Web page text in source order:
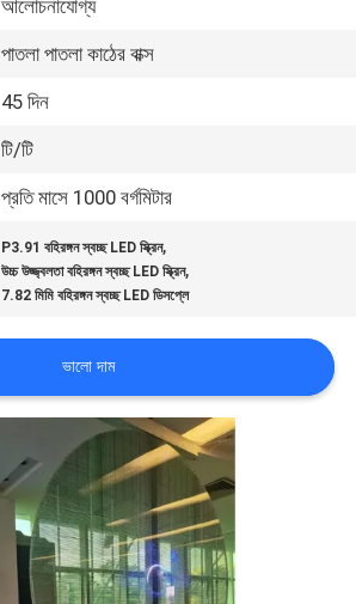
আলোচনাযোগ্য
পাতলা পাতলা কাঠের বাক্স
45 দিন
টি/টি
প্রতি মাসে 1000 বর্গমিটার
P3.91 বহিরঙ্গন স্বচ্ছ LED স্ক্রিন,
উচ্চ উজ্জ্বলতা বহিরঙ্গন স্বচ্ছ LED স্ক্রিন,
7.82 মিমি বহিরঙ্গন স্বচ্ছ LED ডিসপ্লে
ভালো দাম